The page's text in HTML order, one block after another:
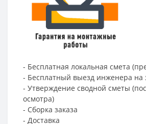
- Бесплатная локальная смета
- Бесплатный выезд инженера на
- Утверждение сводной сметы
осмотра)
- Сборка заказа
- Доставка